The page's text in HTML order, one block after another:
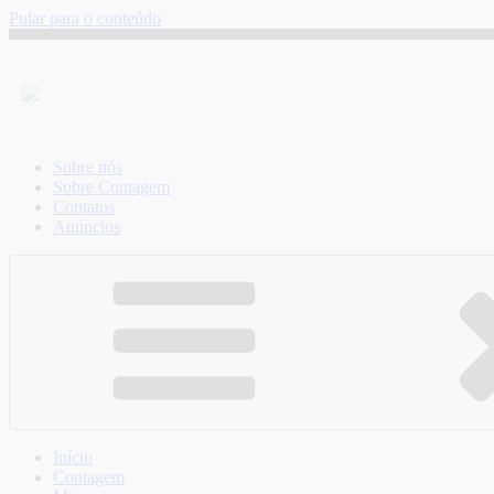
Pular para o conteúdo
Sobre nós
Sobre Contagem
Contatos
Anúncios
Início
Contagem